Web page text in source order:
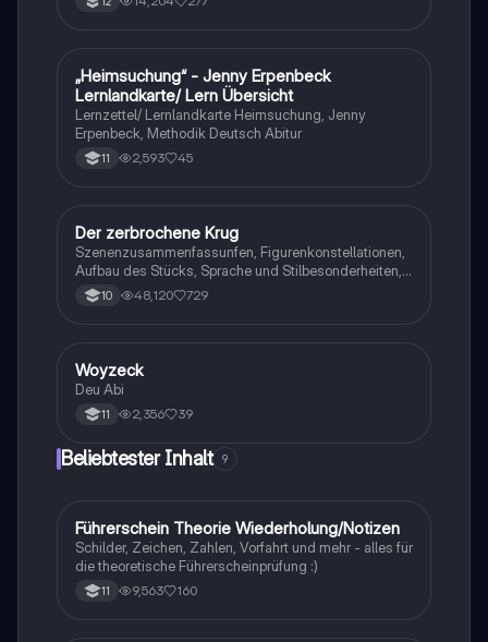
Deutsch
„Heimsuchung“ - Jenny Erpenbeck
Lernlandkarte/ Lern Übersicht
Lernzettel/ Lernlandkarte Heimsuchung, Jenny
Erpenbeck, Methodik Deutsch Abitur
11 2,593 45
Deutsch
Der zerbrochene Krug
Szenenzusammenfassunfen, Figurenkonstellationen,
Aufbau des Stücks, Sprache und Stilbesonderheiten,
Aussageabsicht, Thematik, Interpretation
10 48,120 729
Deutsch
Woyzeck
Deu Abi
11 2,356 39
Beliebtester Inhalt 9
Lerntipps
Führerschein Theorie Wiederholung/Notizen
Schilder, Zeichen, Zahlen, Vorfahrt und mehr - alles für
die theoretische Führerscheinprüfung :)
11 9,563 160